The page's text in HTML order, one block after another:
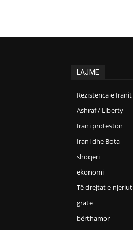
LAJME
Rezistenca e Iranit
Ashraf / Liberty
Irani proteston
Irani dhe Bota
shoqëri
ekonomi
Të drejtat e njeriut
gratë
bërthamor